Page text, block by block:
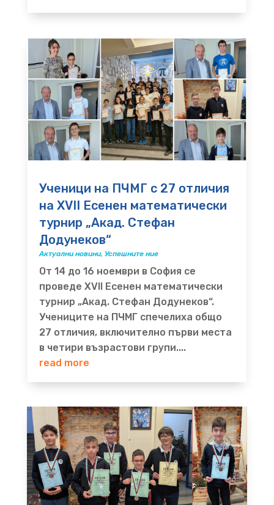
Ученици на ПЧМГ с 27 отличия
на XVII Есенен математически
турнир „Акад. Стефан
Додунеков“
Актуални новини, Успешните ние
От 14 до 16 ноември в София се
проведе XVII Есенен математически
турнир „Акад. Стефан Додунеков“.
Учениците на ПЧМГ спечелиха общо
27 отличия, включително първи места
в четири възрастови групи....
read more